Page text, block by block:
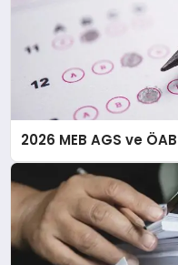
2026 MEB AGS ve